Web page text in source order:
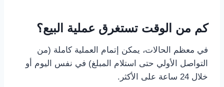
كم من الوقت تستغرق عملية البيع؟
في معظم الحالات، يمكن إتمام العملية كاملة (من
التواصل الأولي حتى استلام المبلغ) في نفس اليوم أو
خلال 24 ساعة على الأكثر.